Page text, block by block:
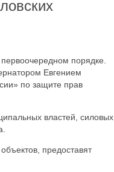
порядке.
Евгением
по защите прав
властей, силовых
предоставят